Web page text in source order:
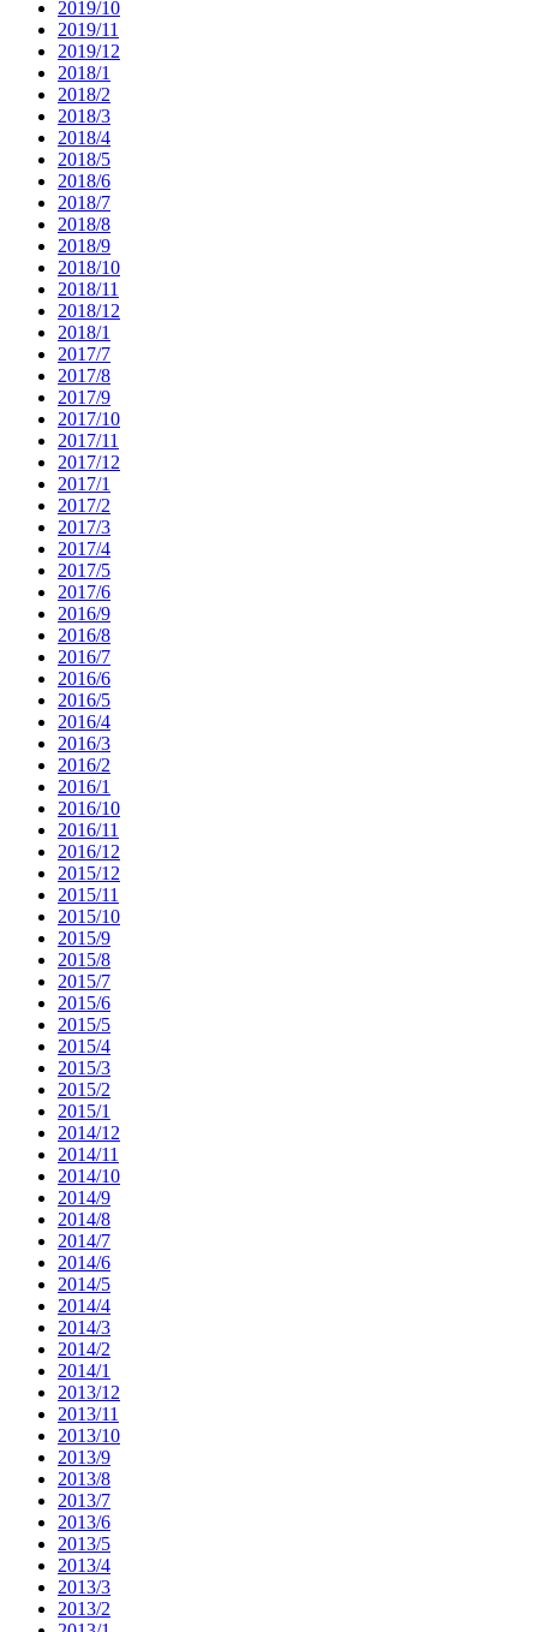
2019/10
2019/11
2019/12
2018/1
2018/2
2018/3
2018/4
2018/5
2018/6
2018/7
2018/8
2018/9
2018/10
2018/11
2018/12
2018/1
2017/7
2017/8
2017/9
2017/10
2017/11
2017/12
2017/1
2017/2
2017/3
2017/4
2017/5
2017/6
2016/9
2016/8
2016/7
2016/6
2016/5
2016/4
2016/3
2016/2
2016/1
2016/10
2016/11
2016/12
2015/12
2015/11
2015/10
2015/9
2015/8
2015/7
2015/6
2015/5
2015/4
2015/3
2015/2
2015/1
2014/12
2014/11
2014/10
2014/9
2014/8
2014/7
2014/6
2014/5
2014/4
2014/3
2014/2
2014/1
2013/12
2013/11
2013/10
2013/9
2013/8
2013/7
2013/6
2013/5
2013/4
2013/3
2013/2